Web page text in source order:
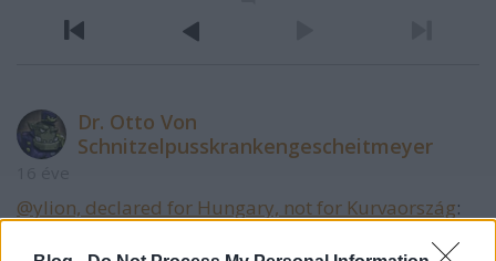
Dr. Otto Von
Schnitzelpusskrankengescheitmeyer
@ylion, declared for Hungary, not for Kurvaország: